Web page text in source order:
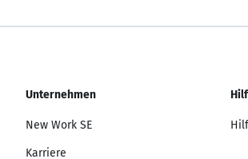
Unternehmen
New Work SE
Karriere